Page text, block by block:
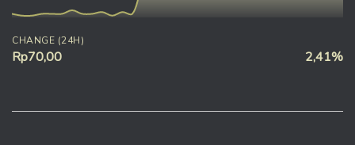
CHANGE (24H)
Rp70,00 2,41%